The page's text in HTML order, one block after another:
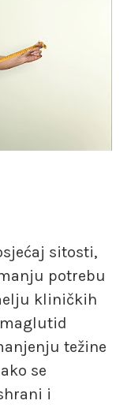
sitosti,
potrebu
kliničkih
težine
se
i